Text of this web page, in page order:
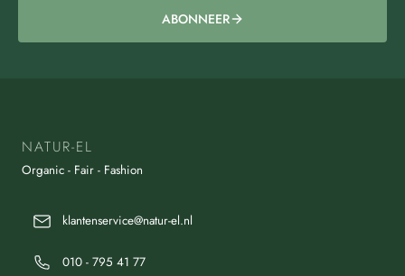
ABONNEER
NATUR-EL
Organic - Fair - Fashion
klantenservice@natur-el.nl
010 - 795 41 77